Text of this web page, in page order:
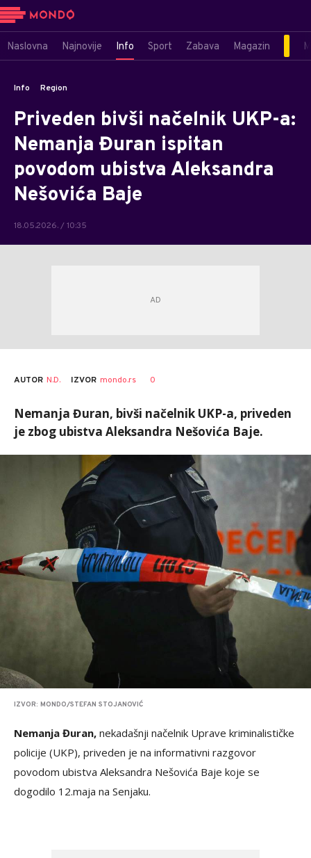
Naslovna Najnovije Info Sport Zabava Magazin
Info Region
Priveden bivši načelnik UKP-a:
Nemanja Đuran ispitan
povodom ubistva Aleksandra
Nešovića Baje
18.05.2026. / 10:35
AUTOR N.D. IZVOR mondo.rs 0
Nemanja Đuran, bivši načelnik UKP-a, priveden
je zbog ubistva Aleksandra Nešovića Baje.
IZVOR: MONDO/STEFAN STOJANOVIĆ
Nemanja Đuran, nekadašnji načelnik Uprave kriminalističke
policije (UKP), priveden je na informativni razgovor
povodom ubistva Aleksandra Nešovića Baje koje se
dogodilo 12.maja na Senjaku.